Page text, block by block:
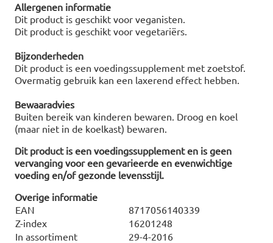
Allergenen informatie
Dit product is geschikt voor veganisten.
Dit product is geschikt voor vegetariërs.
Bijzonderheden
Dit product is een voedingssupplement met zoetstof.
Overmatig gebruik kan een laxerend effect hebben.
Bewaaradvies
Buiten bereik van kinderen bewaren. Droog en koel
(maar niet in de koelkast) bewaren.
Dit product is een voedingssupplement en is geen
vervanging voor een gevarieerde en evenwichtige
voeding en/of gezonde levensstijl.
Overige informatie
EAN
8717056140339
Z-index
16201248
In assortiment
29-4-2016